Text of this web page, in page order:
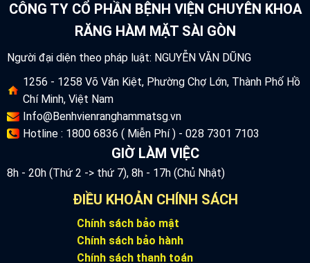
CÔNG TY CỔ PHẦN BỆNH VIỆN CHUYÊN KHOA
RĂNG HÀM MẶT SÀI GÒN
Người đại diện theo pháp luật: NGUYỄN VĂN DŨNG
1256 - 1258 Võ Văn Kiệt, Phường Chợ Lớn, Thành Phố Hồ
Chí Minh, Việt Nam
Info@Benhvienranghammatsg.vn
Hotline : 1800 6836 ( Miễn Phí ) - 028 7301 7103
GIỜ LÀM VIỆC
8h - 20h (Thứ 2 -> thứ 7), 8h - 17h (Chủ Nhật)
ĐIỀU KHOẢN CHÍNH SÁCH
Chính sách bảo mật
Chính sách bảo hành
Chính sách thanh toán